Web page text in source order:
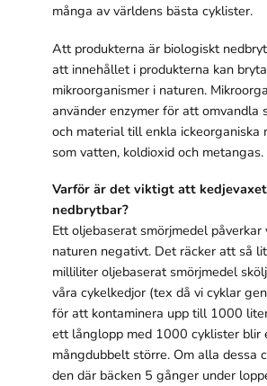
många av världens bästa cyklister.
Att produkterna är biologiskt
att innehållet i produkterna kan
mikroorganismer i naturen.
använder enzymer för att omvandla
och material till enkla ickeorganiska
som vatten, koldioxid och metangas.
Varför är det viktigt att
nedbrytbar?
Ett oljebaserat smörjmedel
naturen negativt. Det räcker att så
milliliter oljebaserat smörjmedel
våra cykelkedjor (tex då vi cyklar
för att kontaminera upp till 1000
ett långlopp med 1000 cyklister blir
mångdubbelt större. Om alla dessa
den där bäcken 5 gånger under
För att vi ska
förbättra
hemsidans
funktionalitet
uppbyggnad,
baserat på
hur hemsidan
Upplevelse
För att vår
hemsida ska
prestera så
bra som
möjligt under
ditt besök.
Om du nekar
de här